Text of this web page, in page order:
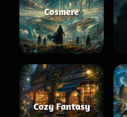
Cosmere
Cozy Fantasy